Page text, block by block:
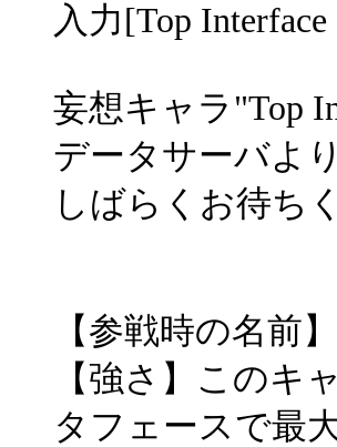
入力[Top
妄想キャラ"Top
データサーバよ
しばらくお待ち
【参戦時の名前
【強さ】このキ
タフェースで最